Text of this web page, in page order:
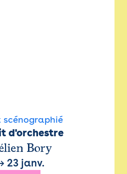
scénographié
d'orchestre
Bory
23 janv.